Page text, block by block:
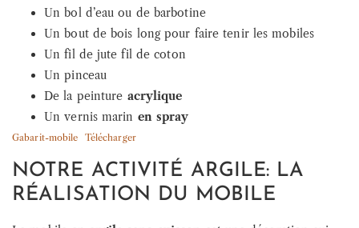
Un bol d’eau ou de barbotine
Un bout de bois long pour faire tenir les mobiles
Un fil de jute fil de coton
Un pinceau
De la peinture acrylique
Un vernis marin en spray
Gabarit-mobile Télécharger
NOTRE ACTIVITÉ ARGILE: LA
RÉALISATION DU MOBILE